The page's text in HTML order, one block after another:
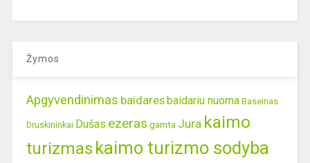
Žymos
Apgyvendinimas baidares baidariu nuoma Baseinas
Druskininkai Dušas ezeras gamta Jura kaimo
turizmas kaimo turizmo sodyba